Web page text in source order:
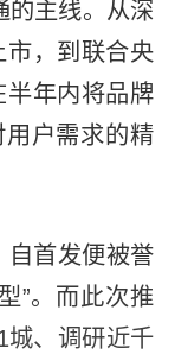
的主线。从深
，到联合央
半年内将品牌
户需求的精
自首发便被誉
”。而此次推
城、调研近千